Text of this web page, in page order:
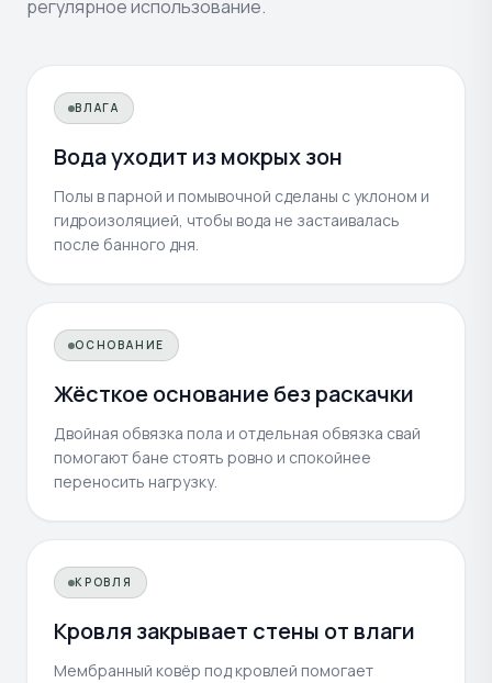
регулярное использование.
ВЛАГА
Вода уходит из мокрых зон
Полы в парной и помывочной сделаны с уклоном и
гидроизоляцией, чтобы вода не застаивалась
после банного дня.
ОСНОВАНИЕ
Жёсткое основание без раскачки
Двойная обвязка пола и отдельная обвязка свай
помогают бане стоять ровно и спокойнее
переносить нагрузку.
КРОВЛЯ
Кровля закрывает стены от влаги
Мембранный ковёр под кровлей помогает